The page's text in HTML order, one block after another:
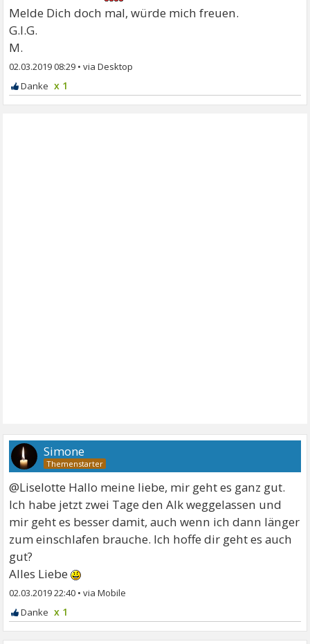
Melde Dich doch mal, würde mich freuen.
G.l.G.
M.
02.03.2019 08:29 •
x 1
Simone
@Liselotte Hallo meine liebe, mir geht es ganz gut.
Ich habe jetzt zwei Tage den Alk weggelassen und
mir geht es besser damit, auch wenn ich dann länger
zum einschlafen brauche. Ich hoffe dir geht es auch
gut?
Alles Liebe
02.03.2019 22:40 •
x 1